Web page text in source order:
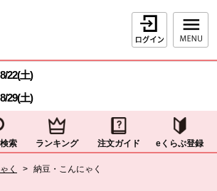
ログイン
メニューです。
をスキップする
8/22(土)
8/29(土)
索 ランキング 注文ガイド eくらぶ登録
く > 納豆・こんにゃく